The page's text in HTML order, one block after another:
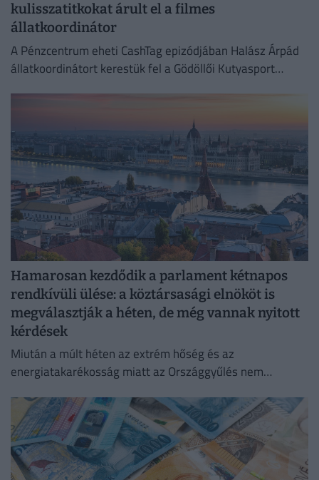
kulisszatitkokat árult el a filmes
állatkoordinátor
A Pénzcentrum eheti CashTag epizódjában Halász Árpád
állatkoordinátort kerestük fel a Gödöllői Kutyasport
Hamarosan kezdődik a parlament kétnapos
rendkívüli ülése: a köztársasági elnököt is
megválasztják a héten, de még vannak nyitott
kérdések
Miután a múlt héten az extrém hőség és az
energiatakarékosság miatt az Országgyűlés nem
a képviselők hétfőn 13...